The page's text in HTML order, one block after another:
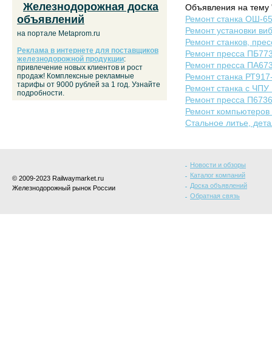
Объявления на тему
Ремонт станка ОШ-
Ремонт установки
Ремонт станков,
Ремонт пресса
Ремонт пресса
Ремонт станка
Ремонт станка с
Ремонт пресса П6736
Ремонт компьютеров
Стальное литье,
Железнодорожная доска
объявлений
на портале Metaprom.ru
Реклама в интернете для поставщиков
железнодорожной продукции:
привлечение новых клиентов и рост
продаж! Комплексные рекламные
тарифы от 9000 рублей за 1 год. Узнайте
подробности.
© 2009-2023 Railwaymarket.ru
Железнодорожный рынок России
Новости и обзоры
Каталог компаний
Доска объявлений
Обратная связь